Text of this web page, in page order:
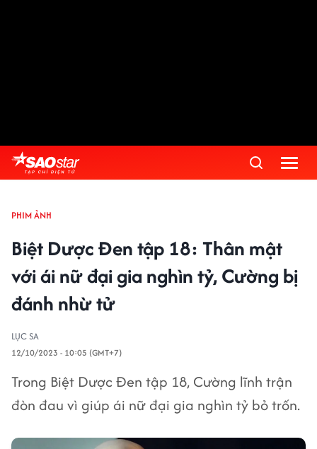
PHIM ẢNH
Biệt Dược Đen tập 18: Thân mật
với ái nữ đại gia nghìn tỷ, Cường bị
đánh nhừ tử
LỤC SA
12/10/2023 - 10:05 (GMT+7)
Trong Biệt Dược Đen tập 18, Cường lĩnh trận
đòn đau vì giúp ái nữ đại gia nghìn tỷ bỏ trốn.